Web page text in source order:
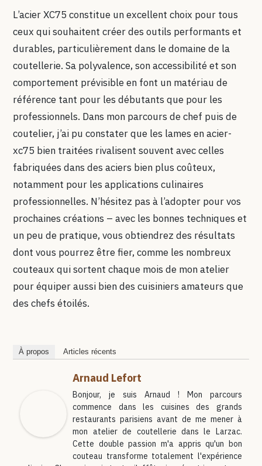
L’acier XC75 constitue un excellent choix pour tous
ceux qui souhaitent créer des outils performants et
durables, particulièrement dans le domaine de la
coutellerie. Sa polyvalence, son accessibilité et son
comportement prévisible en font un matériau de
référence tant pour les débutants que pour les
professionnels. Dans mon parcours de chef puis de
coutelier, j’ai pu constater que les lames en acier-
xc75 bien traitées rivalisent souvent avec celles
fabriquées dans des aciers bien plus coûteux,
notamment pour les applications culinaires
professionnelles. N’hésitez pas à l’adopter pour vos
prochaines créations – avec les bonnes techniques et
un peu de pratique, vous obtiendrez des résultats
dont vous pourrez être fier, comme les nombreux
couteaux qui sortent chaque mois de mon atelier
pour équiper aussi bien des cuisiniers amateurs que
des chefs étoilés.
À propos Articles récents
Arnaud Lefort
Bonjour, je suis Arnaud ! Mon parcours
commence dans les cuisines des grands
restaurants parisiens avant de me mener à
mon atelier de coutellerie dans le Larzac.
Cette double passion m'a appris qu'un bon
couteau transforme totalement l'expérience